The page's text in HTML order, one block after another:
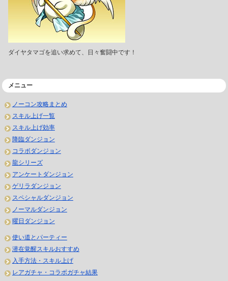
ダイヤタマゴを追い求めて、日々奮闘中です！
メニュー
ノーコン攻略まとめ
スキル上げ一覧
スキル上げ効率
降臨ダンジョン
コラボダンジョン
龍シリーズ
アンケートダンジョン
ゲリラダンジョン
スペシャルダンジョン
ノーマルダンジョン
曜日ダンジョン
使い道とパーティー
潜在覚醒スキルおすすめ
入手方法・スキル上げ
レアガチャ・コラボガチャ結果